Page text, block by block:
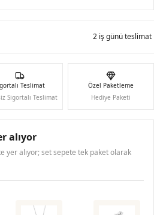
2 iş günü teslimat
Teslimat
Sigortalı Teslimat
Özel Paketleme
Hediye Paketi
alıyor
yer alıyor; set sepete tek paket olarak